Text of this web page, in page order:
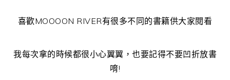
喜歡MOOOON RIVER有很多不同的書籍供大家閱看
我每次拿的時候都很小心翼翼，也要記得不要凹折放書
唷!